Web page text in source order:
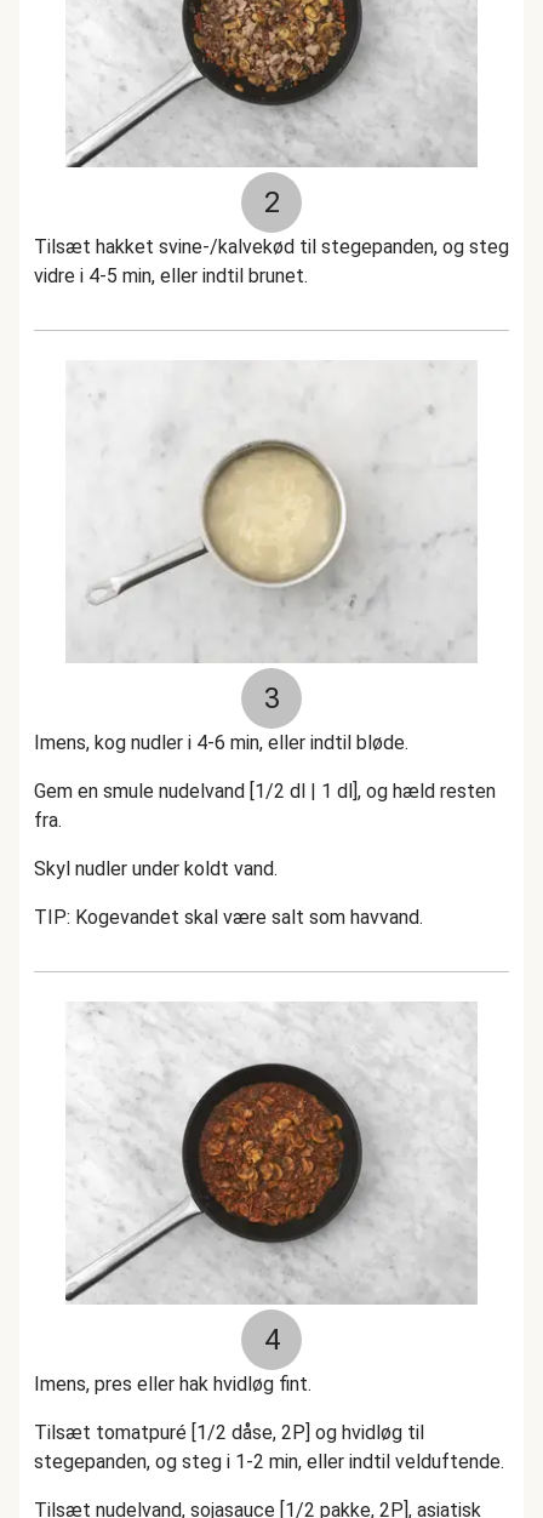
2
Tilsæt hakket svine-/kalvekød til stegepanden, og steg
vidre i 4-5 min, eller indtil brunet.
3
Imens, kog nudler i 4-6 min, eller indtil bløde.
Gem en smule nudelvand [1/2 dl | 1 dl], og hæld resten
fra.
Skyl nudler under koldt vand.
TIP: Kogevandet skal være salt som havvand.
4
Imens, pres eller hak hvidløg fint.
Tilsæt tomatpuré [1/2 dåse, 2P] og hvidløg til
stegepanden, og steg i 1-2 min, eller indtil velduftende.
Tilsæt nudelvand, sojasauce [1/2 pakke, 2P], asiatisk